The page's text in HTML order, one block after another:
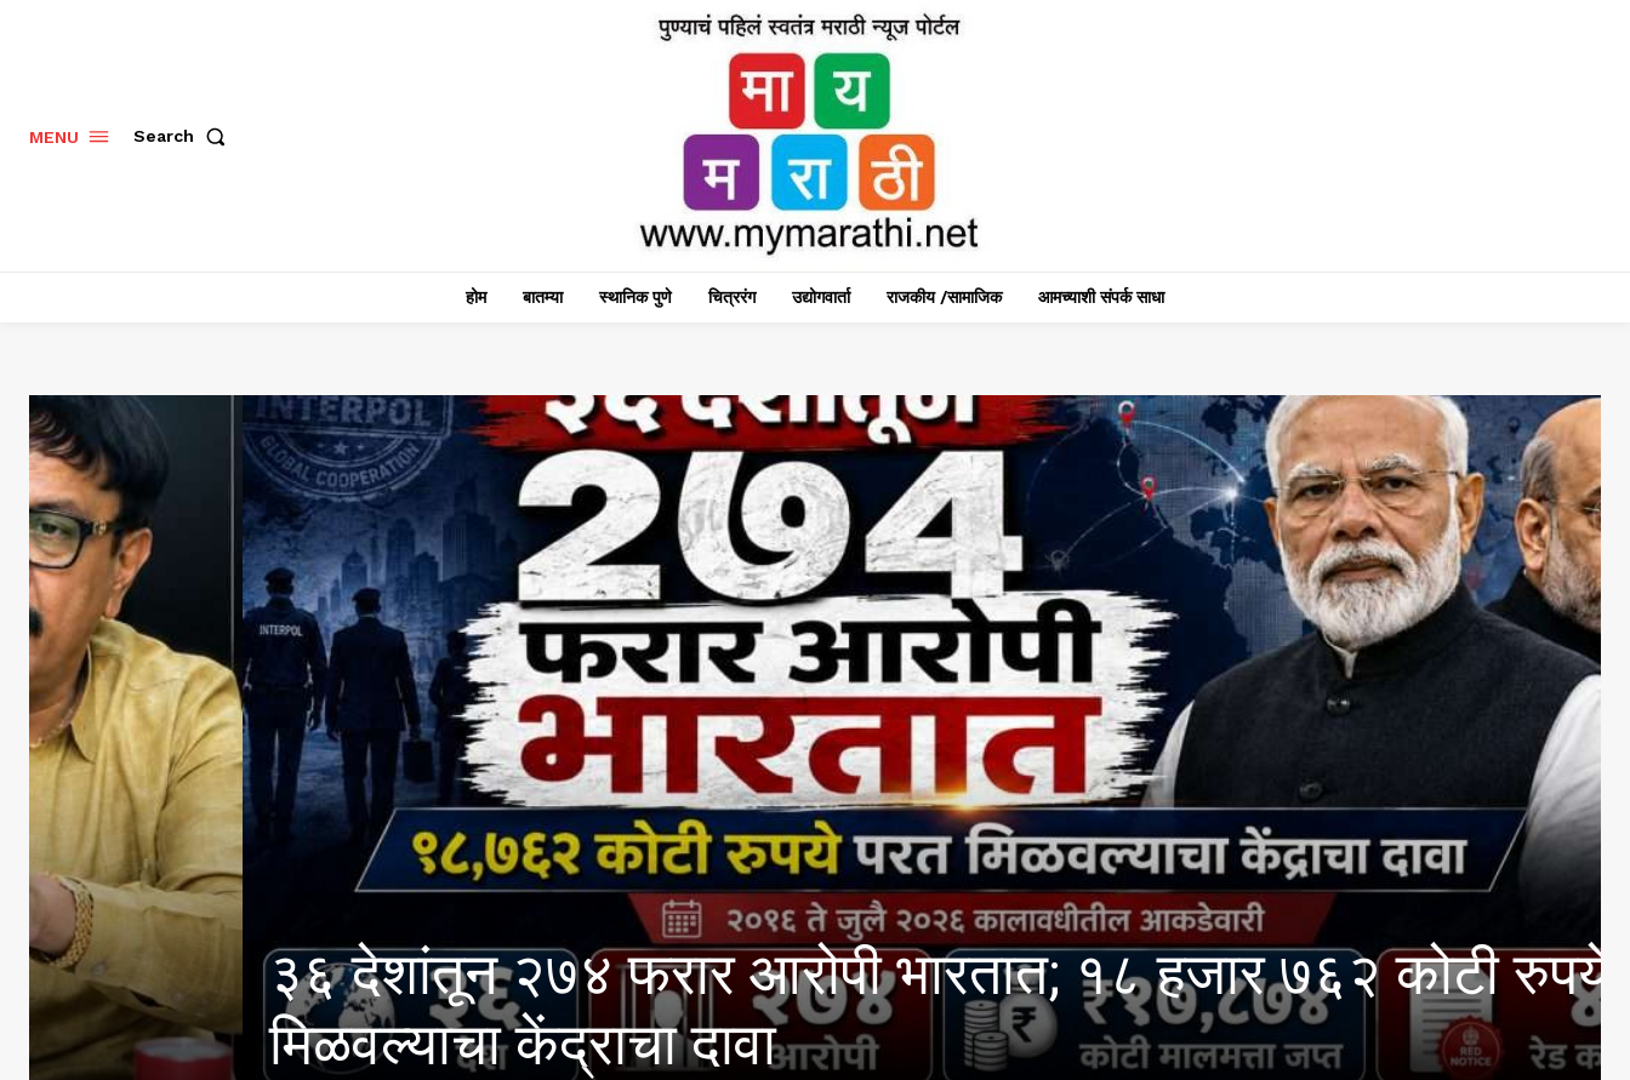
MENU Search
होम बातम्या स्थानिक पुणे चित्ररंग उद्योगवार्ता राजकीय /सामाजिक आमच्याशी संपर्क साधा
३६ देशांतून २७४ फरार आरोपी भारतात; १८ हजार ७६२ कोटी रुपये परत
मिळवल्याचा केंद्राचा दावा